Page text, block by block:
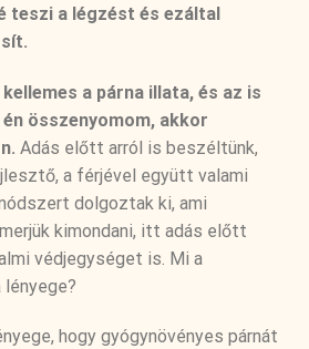
teszi a légzést és ezáltal
kellemes a párna illata, és az is
összenyomom, akkor
Adás előtt arról is beszéltünk,
a férjével együtt valami
dolgoztak ki, ami
kimondani, itt adás előtt
védjegységet is. Mi a
lényege?
hogy gyógynövényes párnát